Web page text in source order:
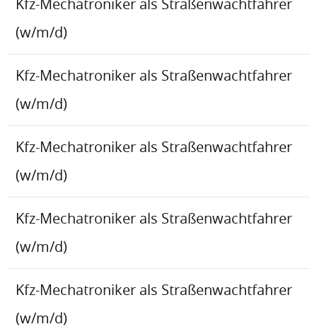
Kfz-Mechatroniker als Straßenwachtfahrer
(w/m/d)
Kfz-Mechatroniker als Straßenwachtfahrer
(w/m/d)
Kfz-Mechatroniker als Straßenwachtfahrer
(w/m/d)
Kfz-Mechatroniker als Straßenwachtfahrer
(w/m/d)
Kfz-Mechatroniker als Straßenwachtfahrer
(w/m/d)